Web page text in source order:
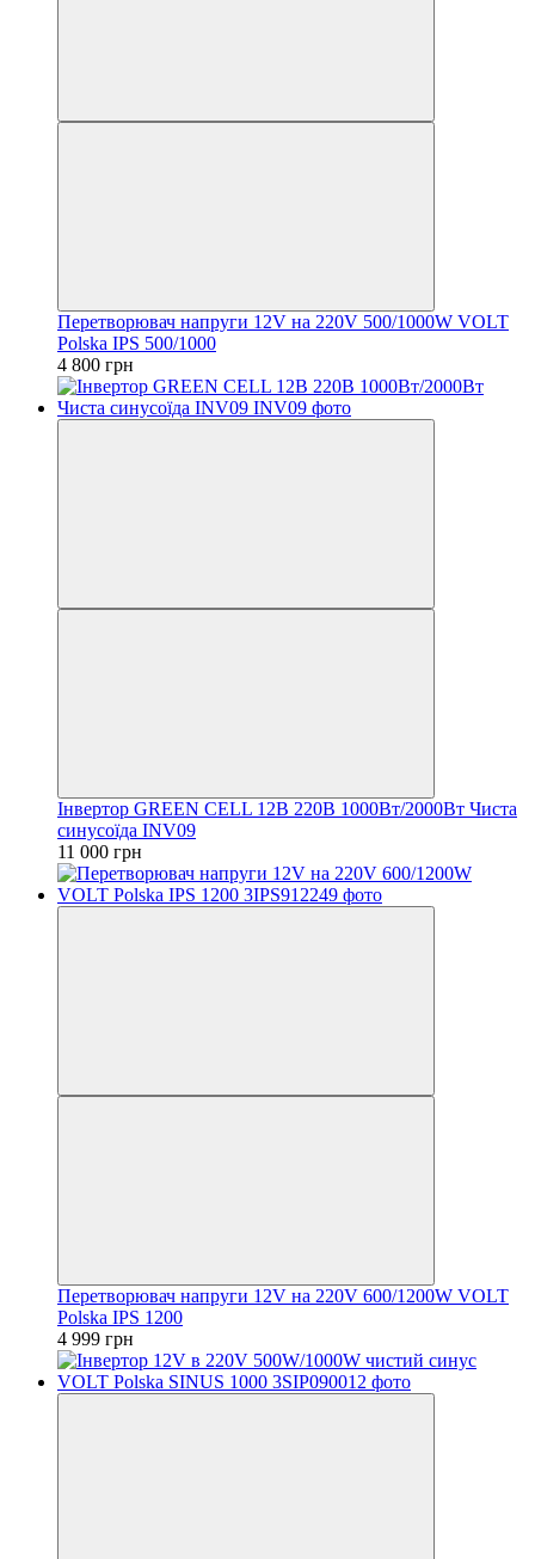
Перетворювач напруги 12V на 220V 500/1000W VOLT
Polska IPS 500/1000
4 800 грн
Інвертор GREEN CELL 12В 220В 1000Вт/2000Вт Чиста
синусоїда INV09
11 000 грн
Перетворювач напруги 12V на 220V 600/1200W VOLT
Polska IPS 1200
4 999 грн